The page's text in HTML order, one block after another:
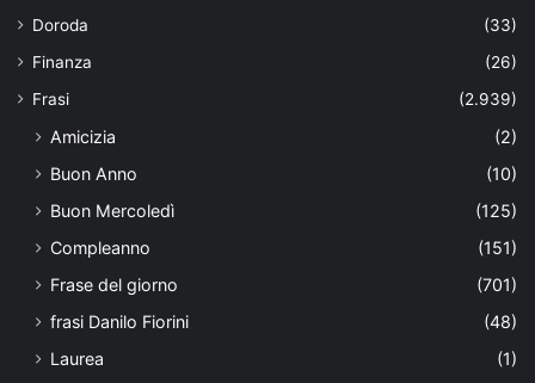
Doroda
(33)
Finanza
(26)
Frasi
(2.939)
Amicizia
(2)
Buon Anno
(10)
Buon Mercoledì
(125)
Compleanno
(151)
Frase del giorno
(701)
frasi Danilo Fiorini
(48)
Laurea
(1)